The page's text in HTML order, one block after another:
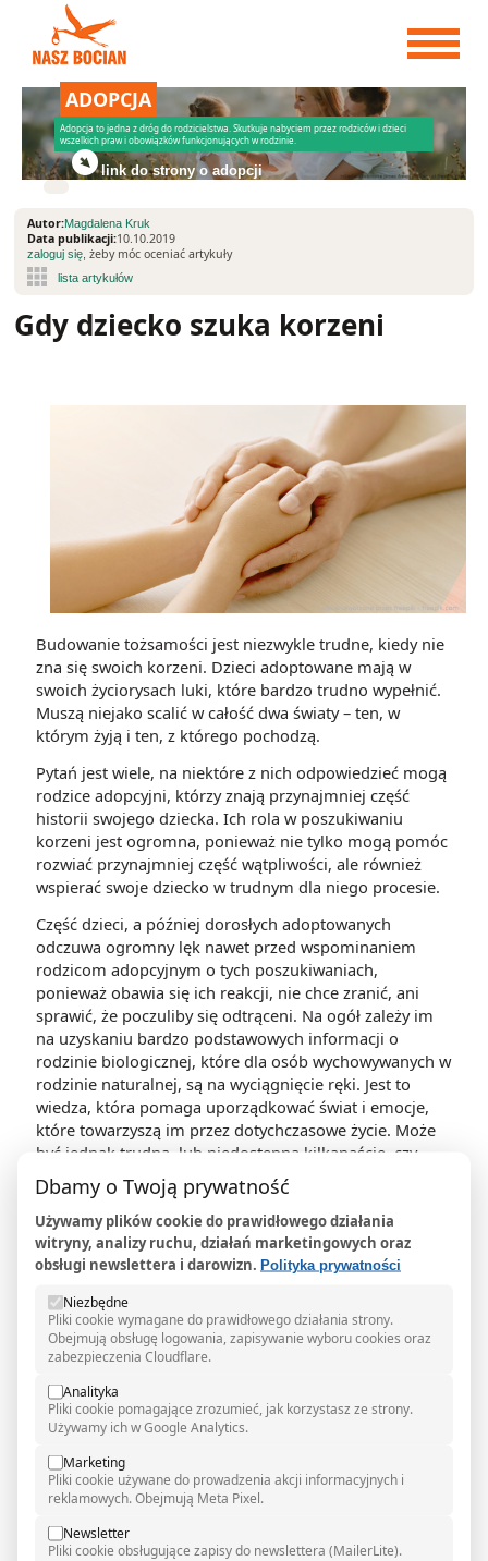
treści
ADOPCJA
Adopcja to jedna z dróg do rodzicielstwa. Skutkuje nabyciem przez rodziców i dzieci
wszelkich praw i obowiązków funkcjonujących w rodzinie.
link do strony o adopcji
Autor:Magdalena Kruk
Data publikacji:10.10.2019
zaloguj się, żeby móc oceniać artykuły
Gdy dziecko szuka korzeni
Budowanie tożsamości jest niezwykle trudne, kiedy nie
zna się swoich korzeni. Dzieci adoptowane mają w
swoich życiorysach luki, które bardzo trudno wypełnić.
Muszą niejako scalić w całość dwa światy – ten, w
którym żyją i ten, z którego pochodzą.
Pytań jest wiele, na niektóre z nich odpowiedzieć mogą
rodzice adopcyjni, którzy znają przynajmniej część
historii swojego dziecka. Ich rola w poszukiwaniu
korzeni jest ogromna, ponieważ nie tylko mogą pomóc
rozwiać przynajmniej część wątpliwości, ale również
wspierać swoje dziecko w trudnym dla niego procesie.
Część dzieci, a później dorosłych adoptowanych
odczuwa ogromny lęk nawet przed wspominaniem
rodzicom adopcyjnym o tych poszukiwaniach,
ponieważ obawia się ich reakcji, nie chce zranić, ani
sprawić, że poczuliby się odtrąceni. Na ogół zależy im
na uzyskaniu bardzo podstawowych informacji o
rodzinie biologicznej, które dla osób wychowywanych w
rodzinie naturalnej, są na wyciągnięcie ręki. Jest to
wiedza, która pomaga uporządkować świat i emocje,
które towarzyszą im przez dotychczasowe życie. Może
być jednak trudna, lub niedostępna kilkanaście, czy
kilkadziesiąt lat po adopcji.
Lęk towarzyszy osobie adoptowanej także w
odniesieniu do rodziny biologicznej. Trudno
przewidzieć, jak zostanie przyjęta czasem wiele lat po
adopcji. Nie wiadomo, jaką drogą poszli rodzice
biologiczni i rodzeństwo, czy w ogóle żyją, jak
wyglądają. Często brak im wiedzy o przyczynach
sytuacji, w jakiej się znaleźli, o tym, czy mają
rodzeństwo.
Poszukiwanie korzeni jest bardzo indywidualnym
procesem, często rozłożonym na lata. Wsparcie
rodziców adopcyjnych jest w tej sytuacji bezcenne.
Bardzo często nawiązanie kontaktu z rodzicami
biologicznymi, czy rodzeństwem umacnia więzi z
rodziną adopcyjną, zwłaszcza, jeśli wcześniej były
bliskie. Pomaga dopełnić istotny fragment wiedzy o
Dbamy o Twoją prywatność
Używamy plików cookie do prawidłowego działania
witryny, analizy ruchu, działań marketingowych oraz
obsługi newslettera i darowizn. Polityka prywatności
Niezbędne
Pliki cookie wymagane do prawidłowego działania strony.
Obejmują obsługę logowania, zapisywanie wyboru cookies oraz
zabezpieczenia Cloudflare.
Analityka
Pliki cookie pomagające zrozumieć, jak korzystasz ze strony.
Używamy ich w Google Analytics.
Marketing
Pliki cookie używane do prowadzenia akcji informacyjnych i
reklamowych. Obejmują Meta Pixel.
Newsletter
Pliki cookie obsługujące zapisy do newslettera (MailerLite).